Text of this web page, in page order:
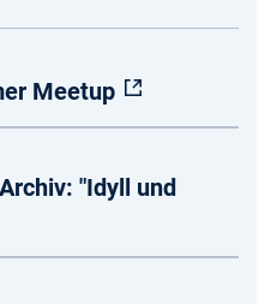
Meetup
"Idyll und